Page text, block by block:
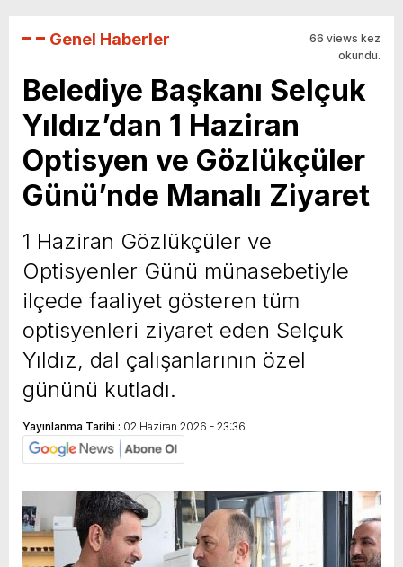
Genel Haberler
66 views kez
okundu.
Belediye Başkanı Selçuk
Yıldız’dan 1 Haziran
Optisyen ve Gözlükçüler
Günü’nde Manalı Ziyaret
1 Haziran Gözlükçüler ve
Optisyenler Günü münasebetiyle
ilçede faaliyet gösteren tüm
optisyenleri ziyaret eden Selçuk
Yıldız, dal çalışanlarının özel
gününü kutladı.
Yayınlanma Tarihi : 02 Haziran 2026 - 23:36